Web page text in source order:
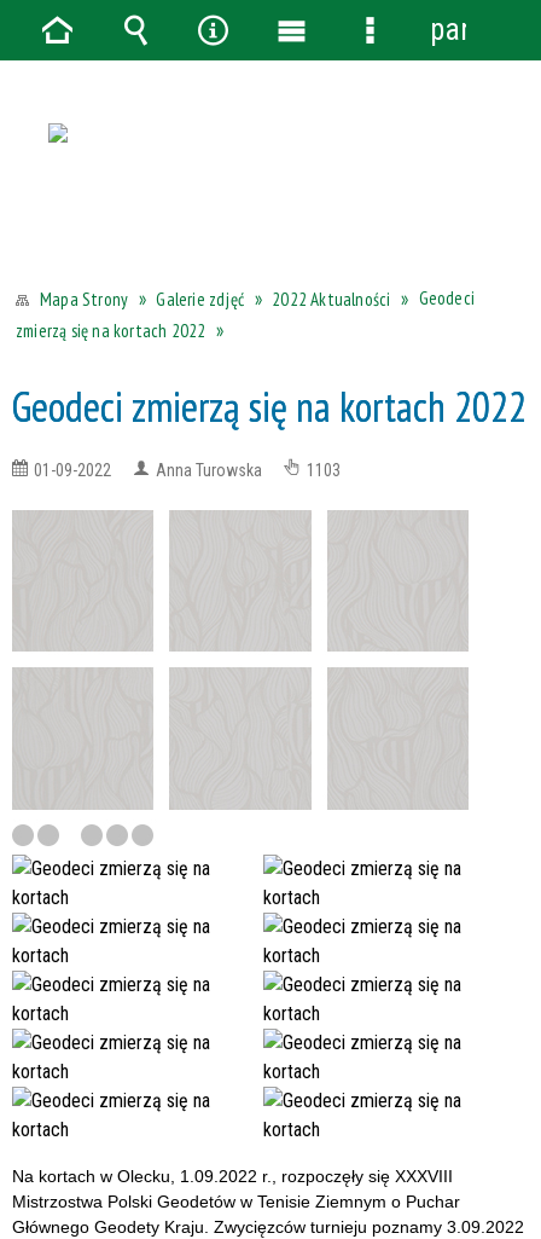
Mapa Strony Galerie zdjęć 2022 Aktualności
Geodeci
zmierzą się na kortach 2022
Geodeci zmierzą się na kortach 2022
01-09-2022 Anna Turowska 1103
Na kortach w Olecku, 1.09.2022 r., rozpoczęły się XXXVIII
Mistrzostwa Polski Geodetów w Tenisie Ziemnym o Puchar
Głównego Geodety Kraju. Zwycięzców turnieju poznamy 3.09.2022
StronaWyszukiwarka
Narzędzia
Menu Menu
panel